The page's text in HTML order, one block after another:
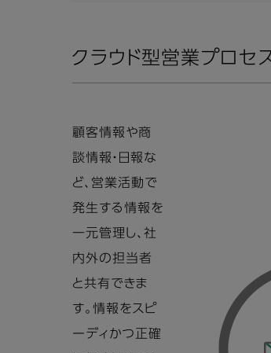
クラウド型営業プロセ
顧客情報や商
談情報・日報な
ど、営業活動で
発生する情報を
一元管理し、社
内外の担当者
と共有できま
す。情報をスピ
ーディかつ正確